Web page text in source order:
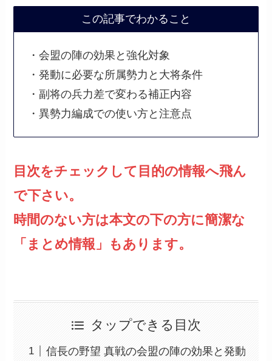
この記事でわかること
・会盟の陣の効果と強化対象
・発動に必要な所属勢力と大将条件
・副将の兵力差で変わる補正内容
・異勢力編成での使い方と注意点
目次をチェックして目的の情報へ飛ん
で下さい。
時間のない方は本文の下の方に簡潔な
「まとめ情報」もあります。
タップできる目次
信長の野望 真戦の会盟の陣の効果と発動